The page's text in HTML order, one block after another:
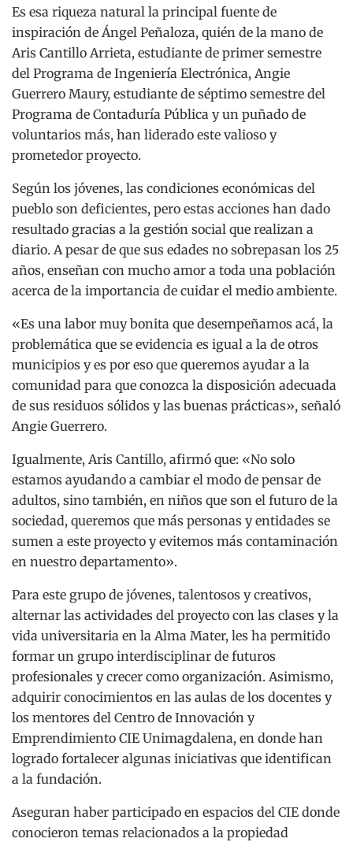
Es esa riqueza natural la principal fuente de
inspiración de Ángel Peñaloza, quién de la mano de
Aris Cantillo Arrieta, estudiante de primer semestre
del Programa de Ingeniería Electrónica, Angie
Guerrero Maury, estudiante de séptimo semestre del
Programa de Contaduría Pública y un puñado de
voluntarios más, han liderado este valioso y
prometedor proyecto.
Según los jóvenes, las condiciones económicas del
pueblo son deficientes, pero estas acciones han dado
resultado gracias a la gestión social que realizan a
diario. A pesar de que sus edades no sobrepasan los 25
años, enseñan con mucho amor a toda una población
acerca de la importancia de cuidar el medio ambiente.
«Es una labor muy bonita que desempeñamos acá, la
problemática que se evidencia es igual a la de otros
municipios y es por eso que queremos ayudar a la
comunidad para que conozca la disposición adecuada
de sus residuos sólidos y las buenas prácticas», señaló
Angie Guerrero.
Igualmente, Aris Cantillo, afirmó que: «No solo
estamos ayudando a cambiar el modo de pensar de
adultos, sino también, en niños que son el futuro de la
sociedad, queremos que más personas y entidades se
sumen a este proyecto y evitemos más contaminación
en nuestro departamento».
Para este grupo de jóvenes, talentosos y creativos,
alternar las actividades del proyecto con las clases y la
vida universitaria en la Alma Mater, les ha permitido
formar un grupo interdisciplinar de futuros
profesionales y crecer como organización. Asimismo,
adquirir conocimientos en las aulas de los docentes y
los mentores del Centro de Innovación y
Emprendimiento CIE Unimagdalena, en donde han
logrado fortalecer algunas iniciativas que identifican
a la fundación.
Aseguran haber participado en espacios del CIE donde
conocieron temas relacionados a la propiedad